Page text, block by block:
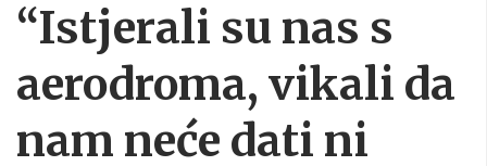
“Istjerali su nas s
aerodroma, vikali da
nam neće dati ni